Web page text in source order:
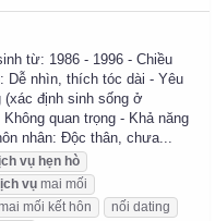
từ: 1986 - 1996 - Chiều
Dễ nhìn, thích tóc dài - Yêu
(xác định sinh sống ở
quan trọng - Khả năng
nhân: Độc thân, chưa...
vụ hẹn hò
vụ mai mối
mối kết hôn
nối dating